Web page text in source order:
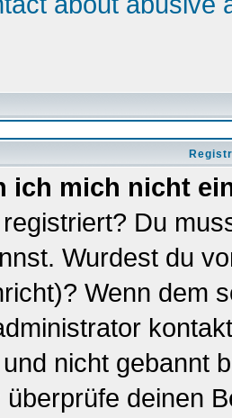
ich mich nicht
Du
Wurdest du
Wenn dem
nicht gebannt
überprüfe deinen